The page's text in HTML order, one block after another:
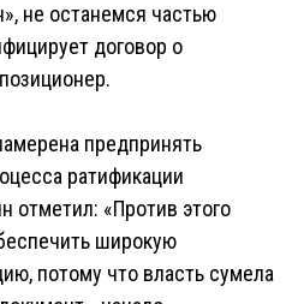
не останемся частью
договор о
предпринять
ратификации
отметил: «Против этого
широкую
потому что власть сумела